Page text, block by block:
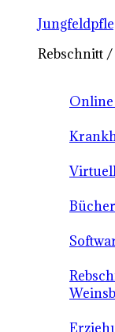
Rebschnitt
Online
Bücher